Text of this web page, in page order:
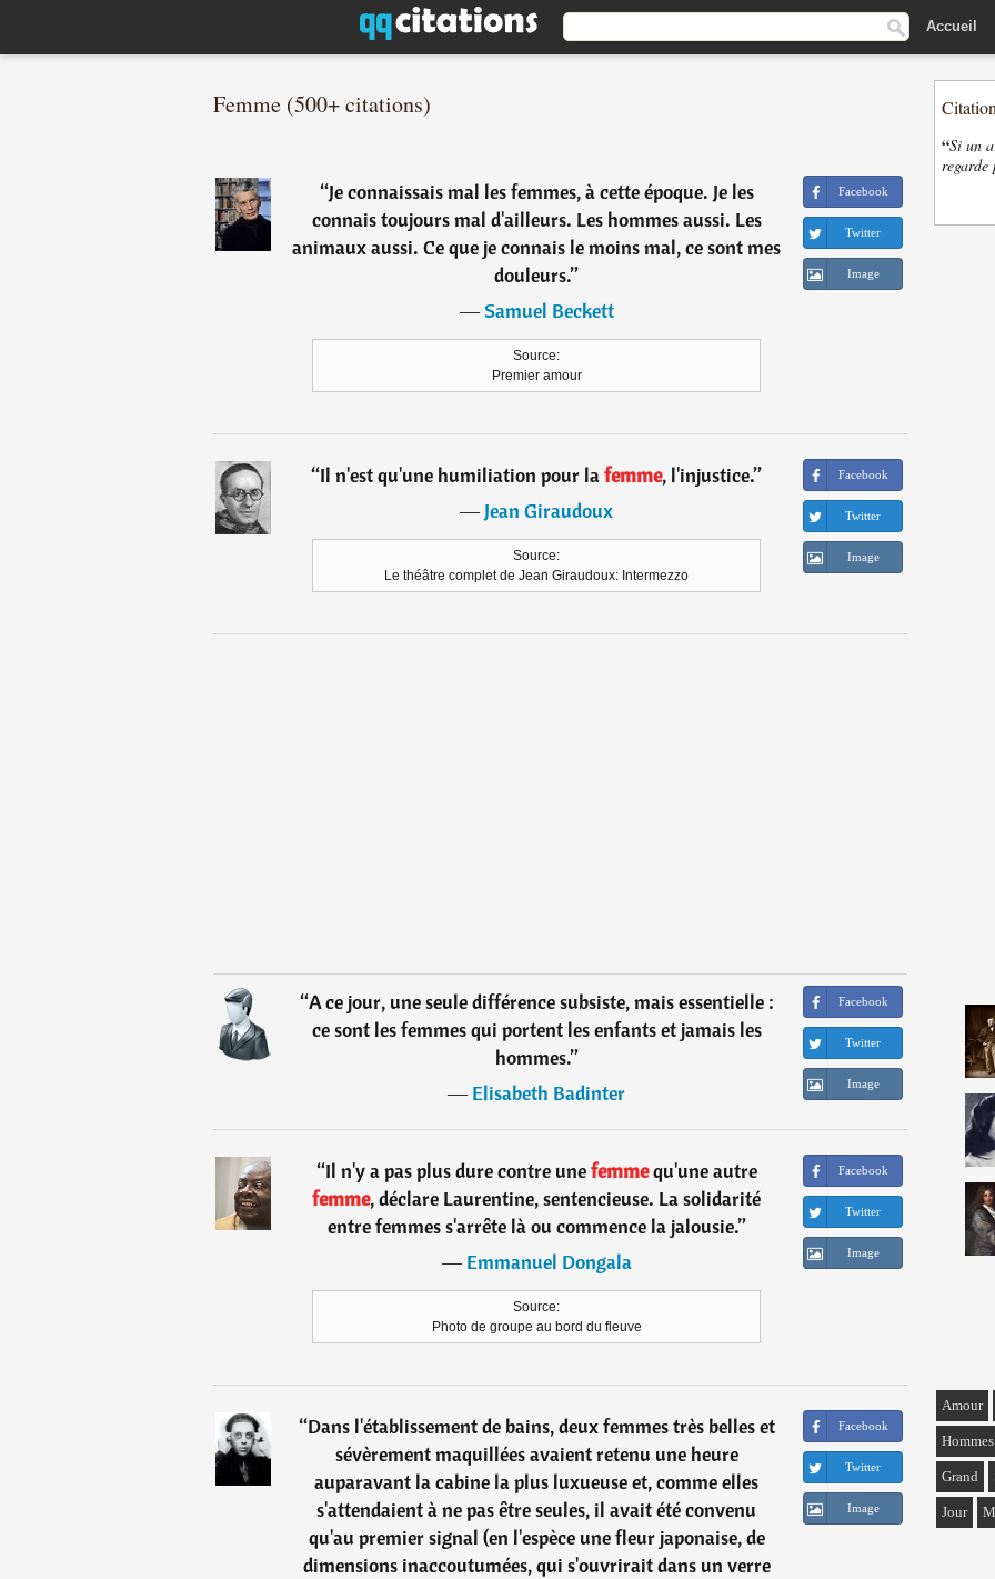
Accueil
Femme (500+ citations)
“Je connaissais mal les femmes, à cette époque. Je les
connais toujours mal d'ailleurs. Les hommes aussi. Les
animaux aussi. Ce que je connais le moins mal, ce sont mes
douleurs.”
―Samuel Beckett
Source:
Premier amour
Facebook
Twitter
Image
“Il n'est qu'une humiliation pour lafemme, l'injustice.”
―Jean Giraudoux
Source:
Le théâtre complet de Jean Giraudoux: Intermezzo
Facebook
Twitter
Image
“A ce jour, une seule différence subsiste, mais essentielle :
ce sont les femmes qui portent les enfants et jamais les
hommes.”
―Elisabeth Badinter
Facebook
Twitter
Image
“Il n'y a pas plus dure contre unefemmequ'une autre
femme, déclare Laurentine, sentencieuse. La solidarité
entre femmes s'arrête là ou commence la jalousie.”
―Emmanuel Dongala
Source:
Photo de groupe au bord du fleuve
Facebook
Twitter
Image
“Dans l'établissement de bains, deux femmes très belles et
sévèrement maquillées avaient retenu une heure
auparavant la cabine la plus luxueuse et, comme elles
s'attendaient à ne pas être seules, il avait été convenu
qu'au premier signal (en l'espèce une fleur japonaise, de
dimensions inaccoutumées, qui s'ouvrirait dans un verre
Facebook
Twitter
Image
“Si un
regarde
Amour
Hommes
Grand
Jour